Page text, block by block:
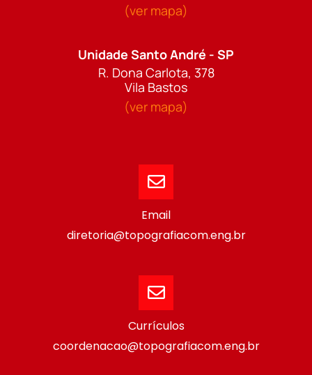
(ver mapa)
Unidade Santo André - SP
R. Dona Carlota, 378
Vila Bastos
(ver mapa)
Email
diretoria@topografiacom.eng.br
Currículos
coordenacao@topografiacom.eng.br